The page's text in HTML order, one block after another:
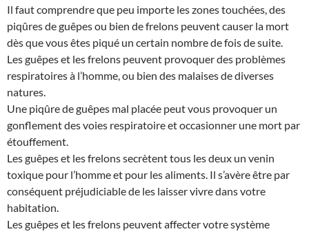
Il faut comprendre que peu importe les zones touchées, des
piqûres de guêpes ou bien de frelons peuvent causer la mort
dès que vous êtes piqué un certain nombre de fois de suite.
Les guêpes et les frelons peuvent provoquer des problèmes
respiratoires à l’homme, ou bien des malaises de diverses
natures.
Une piqûre de guêpes mal placée peut vous provoquer un
gonflement des voies respiratoire et occasionner une mort par
étouffement.
Les guêpes et les frelons secrètent tous les deux un venin
toxique pour l’homme et pour les aliments. Il s’avère être par
conséquent préjudiciable de les laisser vivre dans votre
habitation.
Les guêpes et les frelons peuvent affecter votre système